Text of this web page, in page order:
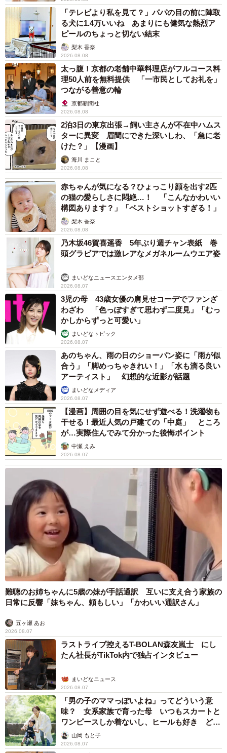
五ヶ瀬 あお
2026.08.07
ラストライブ控えるT-BOLAN森友嵐士 にし
たん社長がTikTok内で独占インタビュー
まいどなニュース
2026.08.07
「男の子のママっぽいよね」ってどういう意
味？ 女系家族で育った母 いつもスカートと
ワンピースしか着ないし、ヒールも好き どの
へんが…
山岡 もと子
2026.08.07
猫用の爪研ぎおもちゃを買ったら…「これで合
ってますか？」予想外の使い方が大反響
「100点満点」「かわいいからよし！」
梨木 香奈
2026.08.07
2歳半の長男と生後2カ月の次男の母 母子手帳
2冊をイラストでいっぱいに 見る人を楽しま
せる家族ストーリーに「かわいすぎる！」
山岡 もと子
2026.08.07
パンチ」の応酬 その後の心温まる結末に「愛
～！」「おばちゃん泣きそうや…」
梨木 香奈
2026.08.07
「ちょっとババロアみたい」パートナーの誕生
日に手作りトートバッグ 完成まで1年 淡い
藍染めに漂うクラゲ よく見ると…「センスす
ごい」山岡 もと子
2026.08.07
【漫画】大学生息子の「頼れる彼氏」っぷりを
見て母は絶句 「起きなよ、遅刻するよ」っ
て…あなた毎朝私が起こしてますけど？笑
松波 穂乃圭
2026.08.07
【お盆の帰省】既婚女性の半数以上が「日常よ
り疲れる」 気遣いや準備で深まる夫婦の温度
感ギャップ鮮明に
父は「エミー賞」主演男優賞の真田広之 31歳
イケメン俳優が長髪ヒゲのワイルド近影「ガチ
ヒロさんそっくり」「新たな一面もステキ」
まいどなトピック
2026.08.07
退職金を運用に回せる人は何が違う？ 「退職金額の多さ」より
重要な“ある経験”とは
まいどなニュース情報部
2026.08.07
「火事以来10カ月ぶり」全焼した自宅訪れた林
家ぺー 内装も壁も取り払われスケルトン状態
の部屋に呆然